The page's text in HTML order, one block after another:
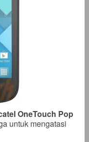
OneTouch Pop
untuk mengatasi